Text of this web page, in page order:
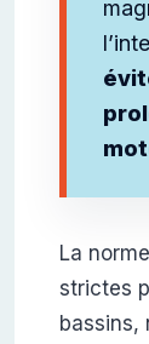
La
strictes
bassins,